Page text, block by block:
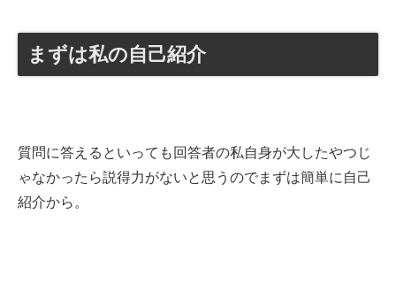
まずは私の自己紹介
質問に答えるといっても回答者の私自身が大したやつじ
ゃなかったら説得力がないと思うのでまずは簡単に自己
紹介から。